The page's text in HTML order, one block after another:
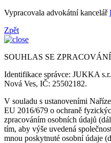
Vypracovala advokátní kancelář
Zpět
SOUHLAS SE
Identifikace správce: JUKKA
Nová Ves, IČ: 25502182.
V souladu s ustanoveními
EU 2016/679 o ochraně
zpracováním osobních údajů
tím, aby výše uvedená
mnou poskytnuté osobní údaje